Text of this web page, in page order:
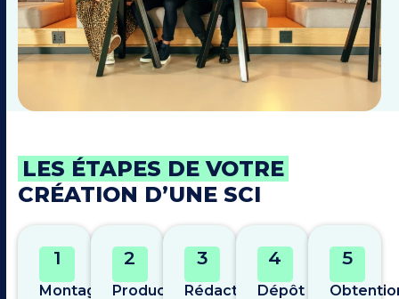
LES ÉTAPES DE VOTRE
CRÉATION D’UNE SCI
1
Montage
2
Production
3
Rédaction
4
Dépôt
5